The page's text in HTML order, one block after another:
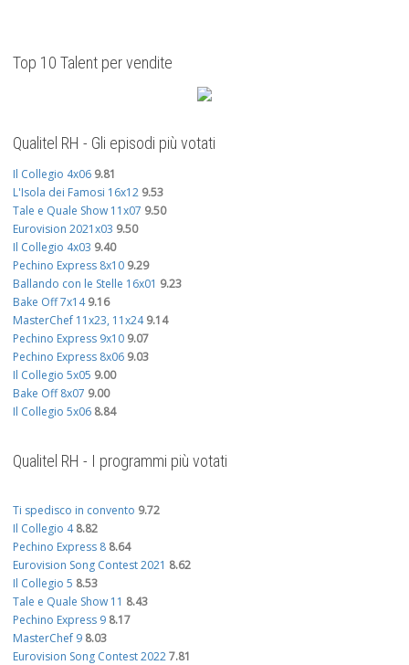
Top 10 Talent per vendite
Qualitel RH - Gli episodi più votati
Il Collegio 4x06 9.81
L'Isola dei Famosi 16x12 9.53
Tale e Quale Show 11x07 9.50
Eurovision 2021x03 9.50
Il Collegio 4x03 9.40
Pechino Express 8x10 9.29
Ballando con le Stelle 16x01 9.23
Bake Off 7x14 9.16
MasterChef 11x23, 11x24 9.14
Pechino Express 9x10 9.07
Pechino Express 8x06 9.03
Il Collegio 5x05 9.00
Bake Off 8x07 9.00
Il Collegio 5x06 8.84
Qualitel RH - I programmi più votati
Ti spedisco in convento 9.72
Il Collegio 4 8.82
Pechino Express 8 8.64
Eurovision Song Contest 2021 8.62
Il Collegio 5 8.53
Tale e Quale Show 11 8.43
Pechino Express 9 8.17
MasterChef 9 8.03
Eurovision Song Contest 20227.81